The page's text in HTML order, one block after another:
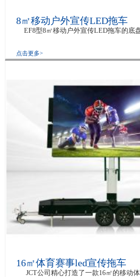
8㎡移动户外宣传LED拖车
EF8型8㎡移动户外宣传LED拖车的底
点击更多>
16㎡体育赛事led宣传拖车
JCT公司精心打造了一款16㎡的移动